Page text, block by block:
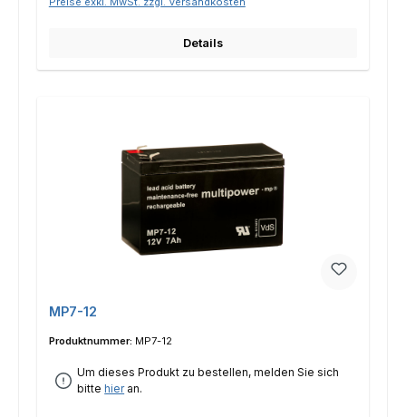
Details
MP7-12
Produktnummer: MP7-12
Um dieses Produkt zu bestellen, melden Sie sich
bittehieran.